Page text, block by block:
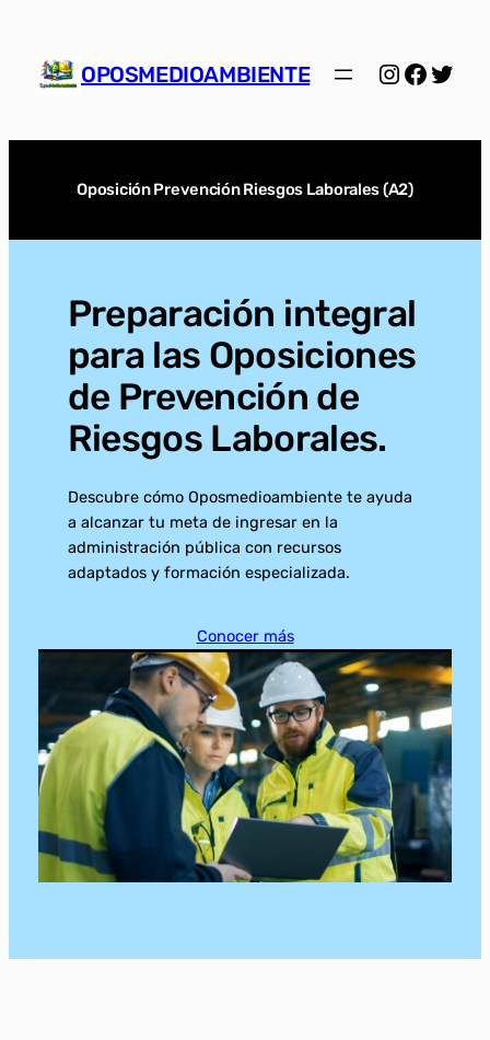
contenidoOPOSMEDIOAMBIENTE
Oposición Prevención Riesgos Laborales (A2)
Preparación integral
para las Oposiciones
de Prevención de
Riesgos Laborales.
Descubre cómo Oposmedioambiente te ayuda
a alcanzar tu meta de ingresar en la
administración pública con recursos
adaptados y formación especializada.
Conocer más